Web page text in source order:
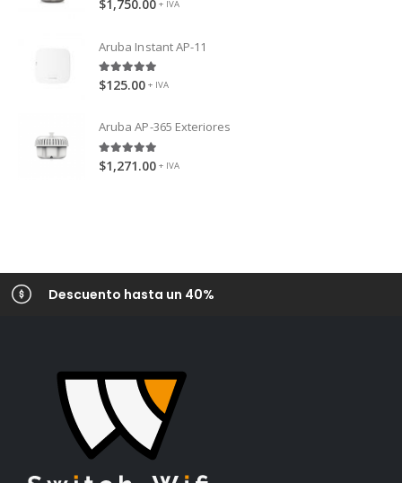
$1,750.00 + IVA
Aruba Instant AP-11
5.00out of 5
$125.00 + IVA
Aruba AP-365 Exteriores
5.00out of 5
$1,271.00 + IVA
Descuento hasta un 40%